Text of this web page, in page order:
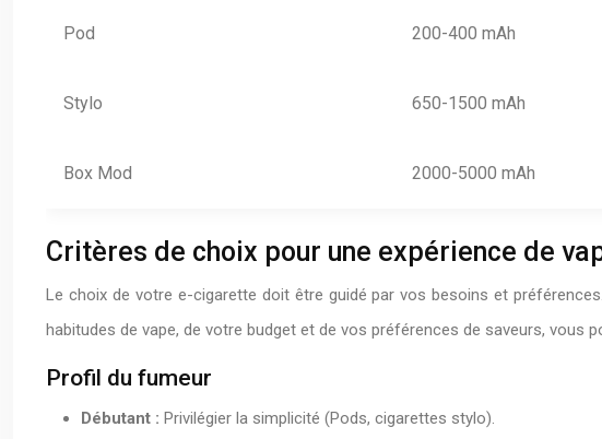
Pod 200-400 mAh
Stylo 650-1500 mAh
Box Mod 2000-5000 mAh
Critères de choix pour une expérience de
Le choix de votre e-cigarette doit être guidé par vos besoins et
habitudes de vape, de votre budget et de vos préférences de saveurs, vous
Profil du fumeur
Débutant : Privilégier la simplicité (Pods, cigarettes stylo).